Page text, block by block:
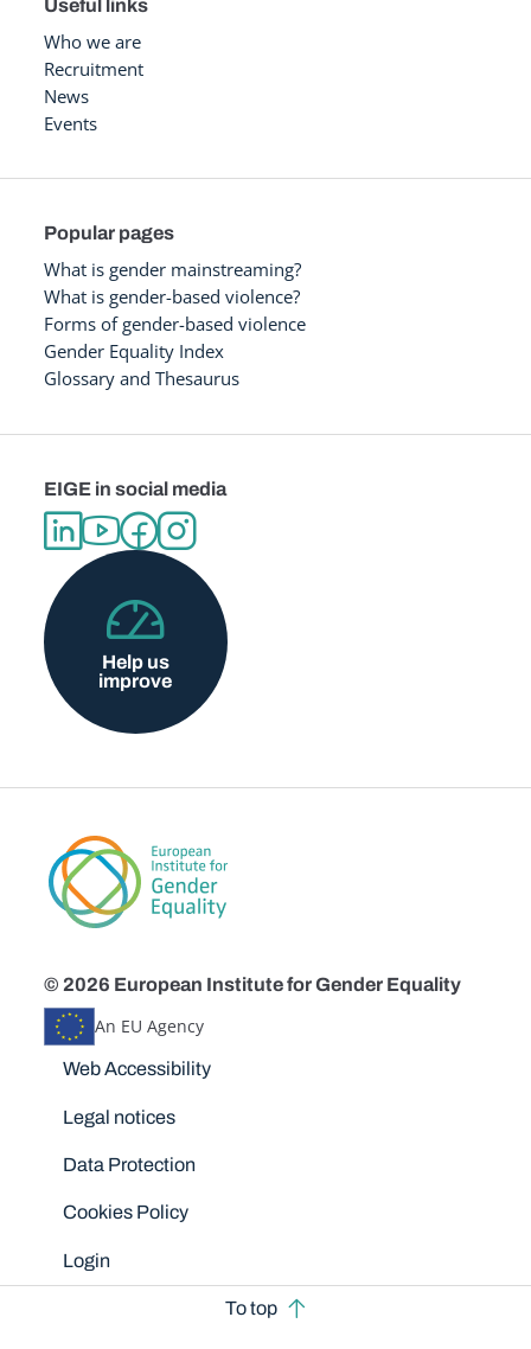
Useful links
Who we are
Recruitment
News
Events
Popular pages
What is gender mainstreaming?
What is gender-based violence?
Forms of gender-based violence
Gender Equality Index
Glossary and Thesaurus
EIGE in social media
Help us
improve
© 2026 European Institute for Gender Equality
An EU Agency
Disclaimers
Web Accessibility
Legal notices
Data Protection
Cookies Policy
Login
To top